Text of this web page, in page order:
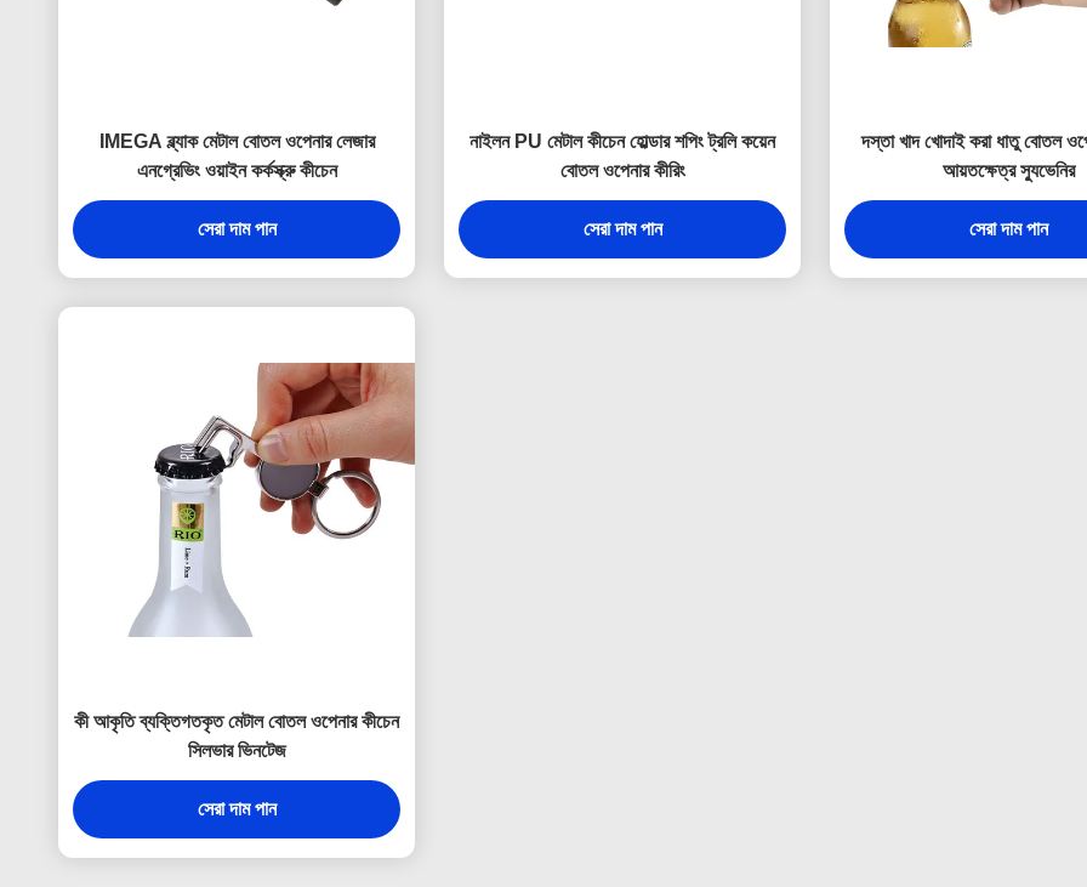
IMEGA ব্ল্যাক মেটাল বোতল ওপেনার লেজার
এনগ্রেভিং ওয়াইন কর্কস্ক্রু কীচেন
সেরা দাম পান
নাইলন PU মেটাল কীচেন হোল্ডার শপিং ট্রলি কয়েন
বোতল ওপেনার কীরিং
সেরা দাম পান
দস্তা খাদ খোদাই করা ধাতু বোতল
আয়তক্ষেত্র স্যুভেনির
সেরা দাম পান
কী আকৃতি ব্যক্তিগতকৃত মেটাল বোতল ওপেনার কীচেন
সিলভার ভিনটেজ
সেরা দাম পান